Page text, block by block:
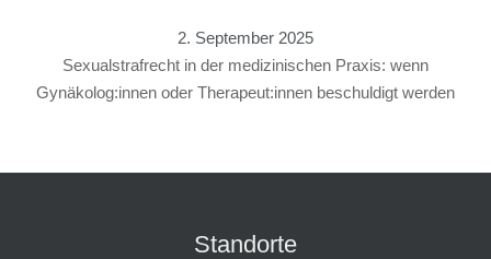
2. September 2025
Sexualstrafrecht in der medizinischen Praxis: wenn
Gynäkolog:innen oder Therapeut:innen beschuldigt werden
Standorte